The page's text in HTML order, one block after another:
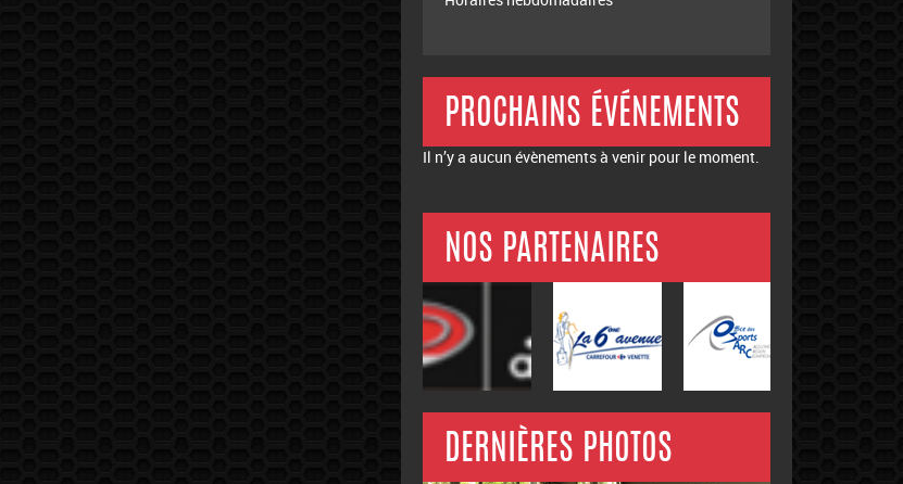
PROCHAINS ÉVÉNEMENTS
Il n’y a aucun évènements à venir pour le moment.
NOS PARTENAIRES
DERNIÈRES PHOTOS